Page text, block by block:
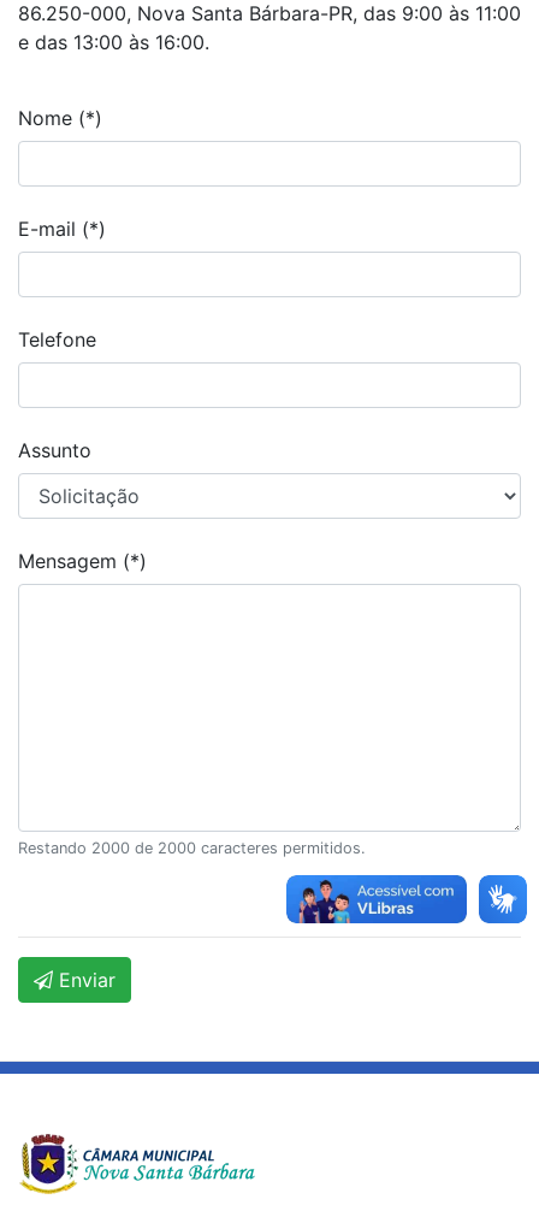
86.250-000, Nova Santa Bárbara-PR, das 9:00 às 11:00
e das 13:00 às 16:00.
Nome (*)
E-mail (*)
Telefone
Assunto
Mensagem (*)
Restando 2000 de 2000 caracteres permitidos.
Enviar